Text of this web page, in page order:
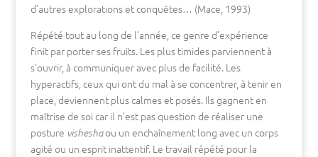
d’autres explorations et conquêtes… (Mace, 1993)
Répété tout au long de l’année, ce genre d’expérience
finit par porter ses fruits. Les plus timides parviennent à
s’ouvrir, à communiquer avec plus de facilité. Les
hyperactifs, ceux qui ont du mal à se concentrer, à tenir en
place, deviennent plus calmes et posés. Ils gagnent en
maîtrise de soi car il n’est pas question de réaliser une
posture visheshaou un enchaînement long avec un corps
agité ou un esprit inattentif. Le travail répété pour la